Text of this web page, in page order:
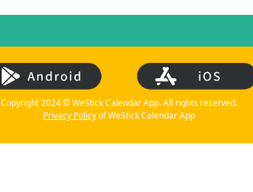
Copyright 2024 © WeStick Calendar App. All rights reserved.
Privacy Policy of WeStick Calendar App